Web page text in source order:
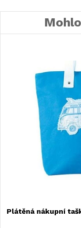
Plátěná nákupní